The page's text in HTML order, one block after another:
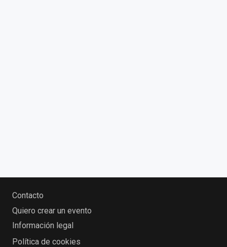
Contacto
Quiero crear un evento
Información legal
Política de cookies